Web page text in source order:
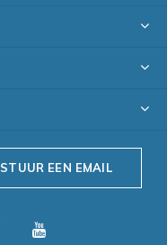
STUUR EEN EMAIL